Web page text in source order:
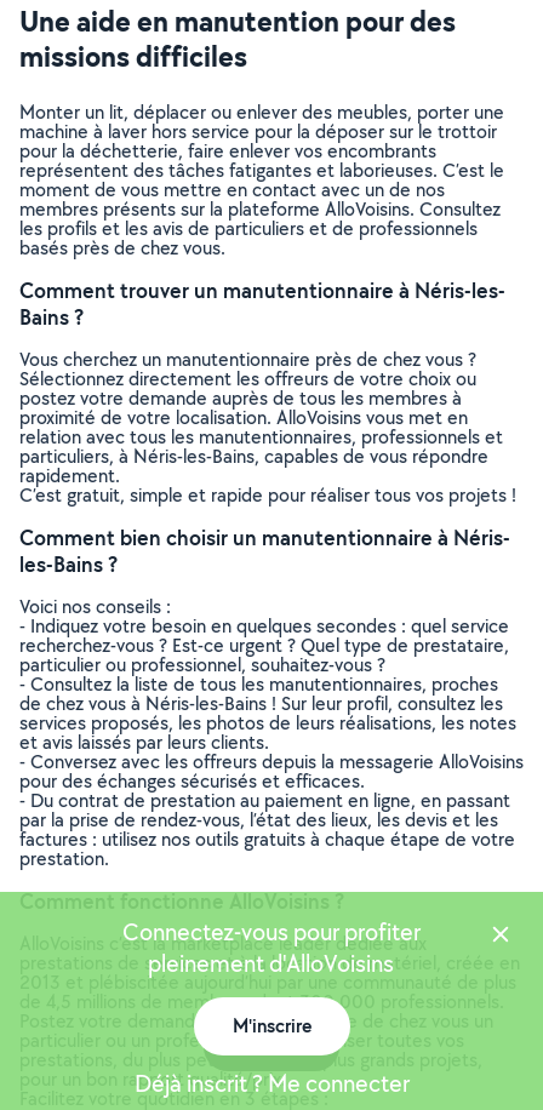
Une aide en manutention pour des
missions difficiles
Monter un lit, déplacer ou enlever des meubles, porter une
machine à laver hors service pour la déposer sur le trottoir
pour la déchetterie, faire enlever vos encombrants
représentent des tâches fatigantes et laborieuses. C’est le
moment de vous mettre en contact avec un de nos
membres présents sur la plateforme AlloVoisins. Consultez
les profils et les avis de particuliers et de professionnels
basés près de chez vous.
Comment trouver un manutentionnaire à Néris-les-
Bains ?
Vous cherchez un manutentionnaire près de chez vous ?
Sélectionnez directement les offreurs de votre choix ou
postez votre demande auprès de tous les membres à
proximité de votre localisation. AlloVoisins vous met en
relation avec tous les manutentionnaires, professionnels et
particuliers, à Néris-les-Bains, capables de vous répondre
rapidement.
C’est gratuit, simple et rapide pour réaliser tous vos projets !
Comment bien choisir un manutentionnaire à Néris-
les-Bains ?
Voici nos conseils :
- Indiquez votre besoin en quelques secondes : quel service
recherchez-vous ? Est-ce urgent ? Quel type de prestataire,
particulier ou professionnel, souhaitez-vous ?
- Consultez la liste de tous les manutentionnaires, proches
de chez vous à Néris-les-Bains ! Sur leur profil, consultez les
services proposés, les photos de leurs réalisations, les notes
et avis laissés par leurs clients.
- Conversez avec les offreurs depuis la messagerie AlloVoisins
pour des échanges sécurisés et efficaces.
- Du contrat de prestation au paiement en ligne, en passant
par la prise de rendez-vous, l’état des lieux, les devis et les
factures : utilisez nos outils gratuits à chaque étape de votre
prestation.
Comment fonctionne AlloVoisins ?
AlloVoisins c’est la marketplace leader dédiée aux
prestations de services et à la location de matériel, créée en
2013 et plébiscitée aujourd’hui par une communauté de plus
de 4,5 millions de membres, dont 300 000 professionnels.
Postez votre demande et trouvez proche de chez vous un
particulier ou un professionnel pour réaliser toutes vos
prestations, du plus petit besoin aux plus grands projets,
pour un bon rapport qualité/prix.
Facilitez votre quotidien en 3 étapes :
Connectez-vous pour profiter
pleinement d'AlloVoisins
M'inscrire
Déjà inscrit ? Me connecter